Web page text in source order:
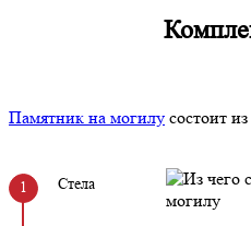
Памятник на могилу состоит
Стела